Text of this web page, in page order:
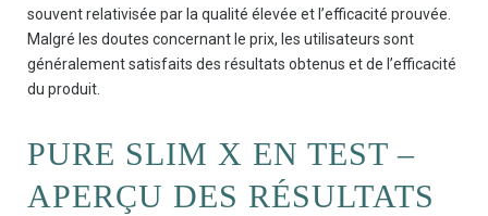
souvent relativisée par la qualité élevée et l’efficacité prouvée.
Malgré les doutes concernant le prix, les utilisateurs sont
généralement satisfaits des résultats obtenus et de l’efficacité
du produit.
PURE SLIM X EN TEST –
APERÇU DES RÉSULTATS